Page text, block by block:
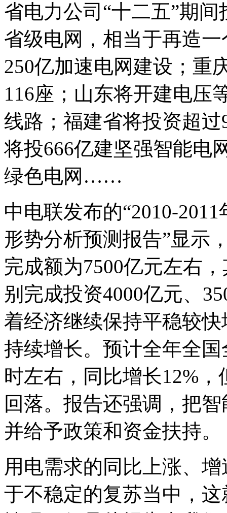
省电力公司“十二五”期
省级电网，相当于再造
250亿加速电网建设；重
116座；山东将开建电压
线路；福建省将投资超
将投666亿建坚强智能电
绿色电网……
中电联发布的“2010-
形势分析预测报告”显示
完成额为7500亿元左右
别完成投资4000亿元、
着经济继续保持平稳较
持续增长。预计全年全
时左右，同比增长12%，
回落。报告还强调，把
并给予政策和资金扶持。
用电需求的同比上涨、
于不稳定的复苏当中，